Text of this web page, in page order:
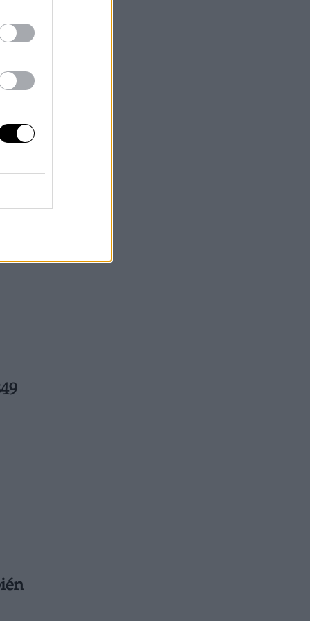
de